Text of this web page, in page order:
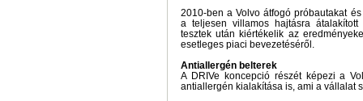
2010-ben a Volvo átfogó próbautakat
a teljesen villamos hajtásra
tesztek után kiértékelik az
esetleges piaci bevezetéséről.
Antiallergén belterek
A DRIVe koncepció részét képezi a
antiallergén kialakítása is, ami a vállalat